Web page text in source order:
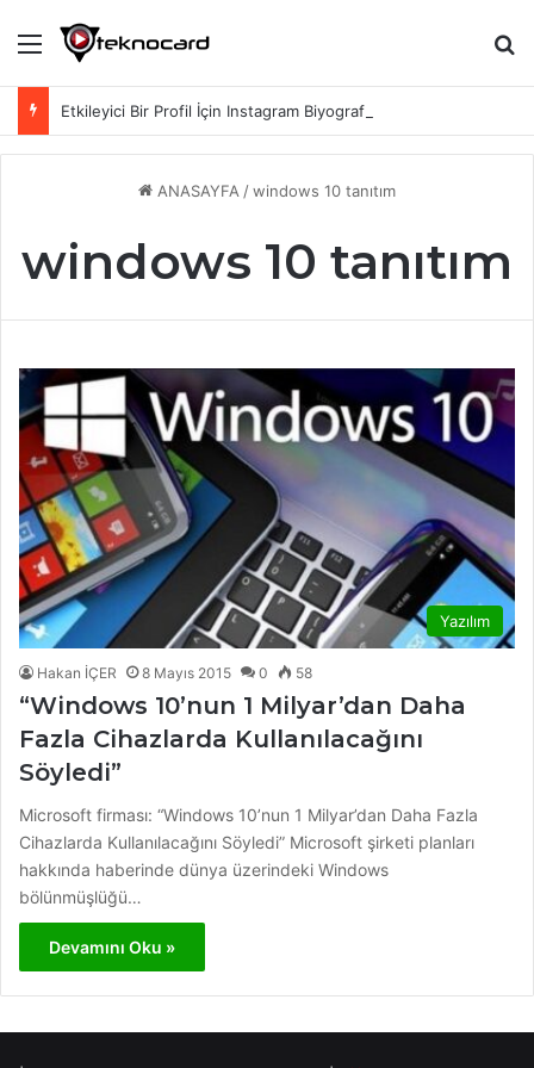
Menü
Etkileyici Bir Profil İçin Instagram Biyografi Sözleri
ANASAYFA /windows 10 tanıtım
windows 10 tanıtım
Yazılım
Hakan İÇER 8 Mayıs 2015 0 58
“Windows 10’nun 1 Milyar’dan Daha
Fazla Cihazlarda Kullanılacağını
Söyledi”
Microsoft firması: “Windows 10’nun 1 Milyar’dan Daha Fazla
Cihazlarda Kullanılacağını Söyledi” Microsoft şirketi planları
hakkında haberinde dünya üzerindeki Windows
bölünmüşlüğü…
Devamını Oku »